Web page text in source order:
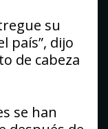
su
país”, dijo
de cabeza
se han